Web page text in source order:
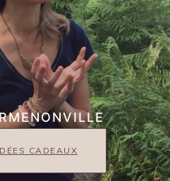
CADEAUX